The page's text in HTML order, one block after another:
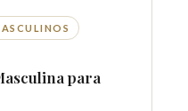
para